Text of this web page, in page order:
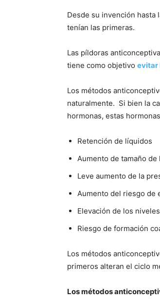
Desde su invención hasta
tenían las primeras.
Las píldoras
tiene como objetivo evitar
Los métodos
naturalmente. Si bien la
hormonas, estas
Retención de líquidos
Aumento de tamaño de
Leve aumento de la
Aumento del riesgo de
Elevación de los
Riesgo de formación
Los métodos
primeros alteran el ciclo
Los métodos